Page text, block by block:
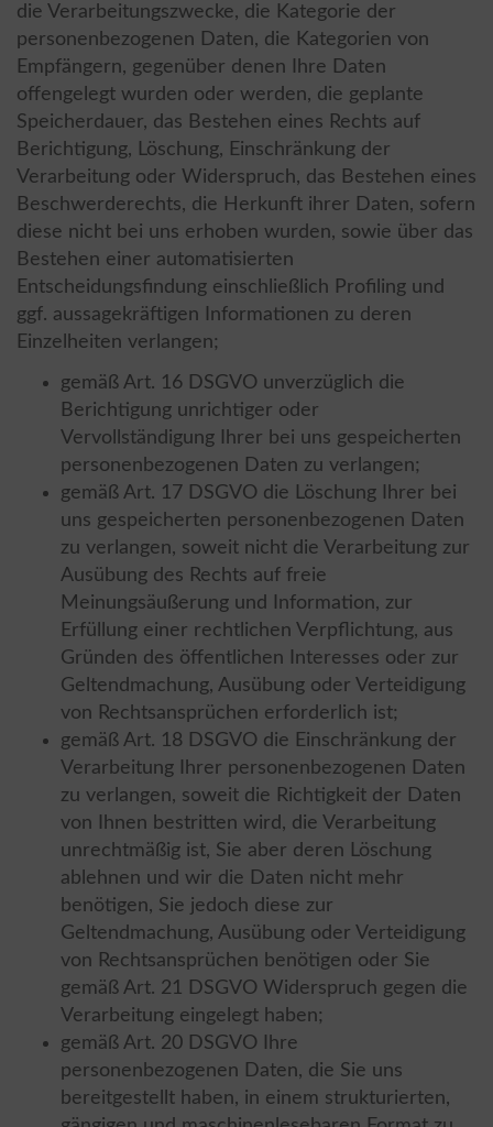
die Verarbeitungszwecke, die Kategorie der
personenbezogenen Daten, die Kategorien von
Empfängern, gegenüber denen Ihre Daten
offengelegt wurden oder werden, die geplante
Speicherdauer, das Bestehen eines Rechts auf
Berichtigung, Löschung, Einschränkung der
Verarbeitung oder Widerspruch, das Bestehen eines
Beschwerderechts, die Herkunft ihrer Daten, sofern
diese nicht bei uns erhoben wurden, sowie über das
Bestehen einer automatisierten
Entscheidungsfindung einschließlich Profiling und
ggf. aussagekräftigen Informationen zu deren
Einzelheiten verlangen;
gemäß Art. 16 DSGVO unverzüglich die
Berichtigung unrichtiger oder
Vervollständigung Ihrer bei uns gespeicherten
personenbezogenen Daten zu verlangen;
gemäß Art. 17 DSGVO die Löschung Ihrer bei
uns gespeicherten personenbezogenen Daten
zu verlangen, soweit nicht die Verarbeitung zur
Ausübung des Rechts auf freie
Meinungsäußerung und Information, zur
Erfüllung einer rechtlichen Verpflichtung, aus
Gründen des öffentlichen Interesses oder zur
Geltendmachung, Ausübung oder Verteidigung
von Rechtsansprüchen erforderlich ist;
gemäß Art. 18 DSGVO die Einschränkung der
Verarbeitung Ihrer personenbezogenen Daten
zu verlangen, soweit die Richtigkeit der Daten
von Ihnen bestritten wird, die Verarbeitung
unrechtmäßig ist, Sie aber deren Löschung
ablehnen und wir die Daten nicht mehr
benötigen, Sie jedoch diese zur
Geltendmachung, Ausübung oder Verteidigung
von Rechtsansprüchen benötigen oder Sie
gemäß Art. 21 DSGVO Widerspruch gegen die
Verarbeitung eingelegt haben;
gemäß Art. 20 DSGVO Ihre
personenbezogenen Daten, die Sie uns
bereitgestellt haben, in einem strukturierten,